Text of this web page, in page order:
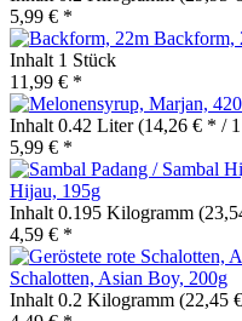
5,99 € *
Backform,
Inhalt 1 Stück
11,99 € *
Inhalt 0.42 Liter(14,26 € * /
5,99 € *
Hijau, 195g
Inhalt 0.195 Kilogramm
4,59 € *
Schalotten, Asian Boy, 200g
Inhalt 0.2 Kilogramm (22,45